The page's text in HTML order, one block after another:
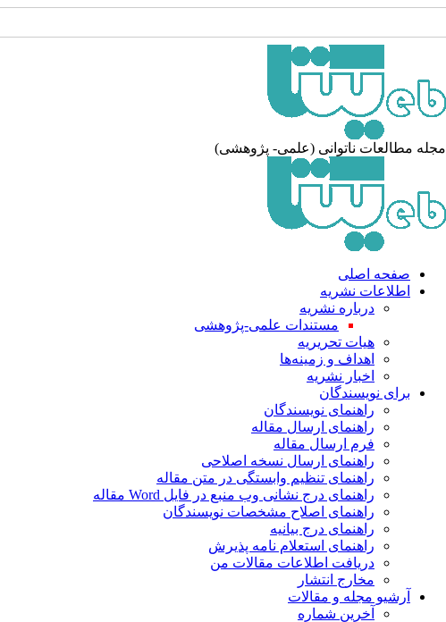
مجله مطالعات ناتوانی (علمی- پژوهشی)
صفحه اصلی
اطلاعات نشریه
درباره نشریه
مستندات علمی-پژوهشی
هیات تحریریه
اهداف و زمینه‌ها
اخبار نشریه
برای نویسندگان
راهنمای نویسندگان
راهنمای ارسال مقاله
فرم ارسال مقاله
راهنمای ارسال نسخه اصلاحی
راهنمای تنظیم وابستگی در متن مقاله
راهنمای درج نشانی وب منبع در فایل Word مقاله
راهنمای اصلاح مشخصات نویسندگان
راهنمای درج بیانیه
راهنمای استعلام نامه پذیرش
دریافت اطلاعات مقالات من
مخارج انتشار
آرشیو مجله و مقالات
آخرین شماره